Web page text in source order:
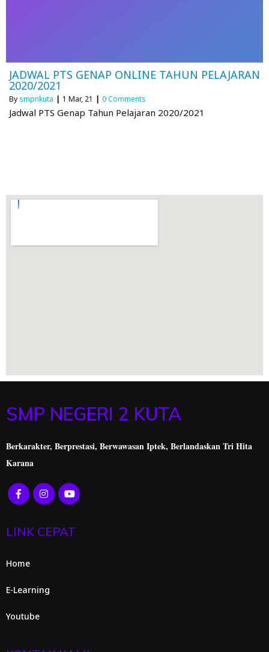
JADWAL PTS GENAP ONLINE TAHUN PELAJARAN
2020/2021
By smpnkuta | 1 Mar, 21 | 0 Comments
Jadwal PTS Genap Tahun Pelajaran 2020/2021
SMP NEGERI 2 KUTA
Berkarakter, Berprestasi, Berwawasan Iptek, Berlandaskan Tri Hita
Karana
LINK CEPAT
Home
E-Learning
Youtube